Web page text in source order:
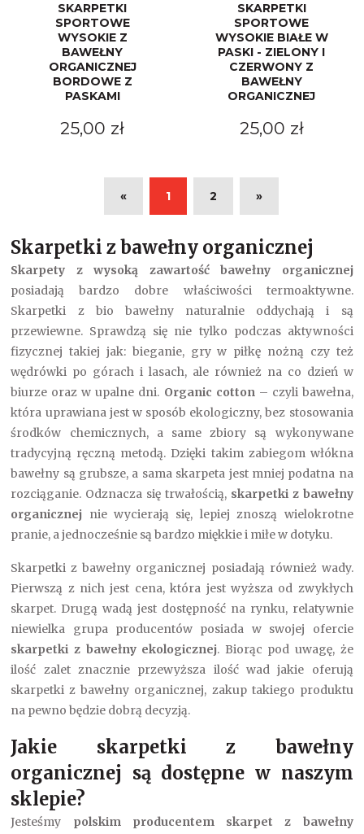
SKARPETKI
SPORTOWE
WYSOKIE Z
BAWEŁNY
ORGANICZNEJ
BORDOWE Z
PASKAMI
25,00 zł
SKARPETKI
SPORTOWE
WYSOKIE BIAŁE W
PASKI - ZIELONY I
CZERWONY Z
BAWEŁNY
ORGANICZNEJ
25,00 zł
« 1 2 »
Skarpetki z bawełny organicznej
Skarpety z wysoką zawartość bawełny organicznej
posiadają bardzo dobre właściwości termoaktywne.
Skarpetki z bio bawełny naturalnie oddychają i są
przewiewne. Sprawdzą się nie tylko podczas aktywności
fizycznej takiej jak: bieganie, gry w piłkę nożną czy też
wędrówki po górach i lasach, ale również na co dzień w
biurze oraz w upalne dni. Organic cotton– czyli bawełna,
która uprawiana jest w sposób ekologiczny, bez stosowania
środków chemicznych, a same zbiory są wykonywane
tradycyjną ręczną metodą. Dzięki takim zabiegom włókna
bawełny są grubsze, a sama skarpeta jest mniej podatna na
rozciąganie. Odznacza się trwałością, skarpetki z bawełny
organicznej nie wycierają się, lepiej znoszą wielokrotne
pranie, a jednocześnie są bardzo miękkie i miłe w dotyku.
Skarpetki z bawełny organicznej posiadają również wady.
Pierwszą z nich jest cena, która jest wyższa od zwykłych
skarpet. Drugą wadą jest dostępność na rynku, relatywnie
niewielka grupa producentów posiada w swojej ofercie
skarpetki z bawełny ekologicznej. Biorąc pod uwagę, że
ilość zalet znacznie przewyższa ilość wad jakie oferują
skarpetki z bawełny organicznej, zakup takiego produktu
na pewno będzie dobrą decyzją.
Jakie skarpetki z bawełny
organicznej są dostępne w naszym
sklepie?
Jesteśmy polskim producentem skarpet z bawełny